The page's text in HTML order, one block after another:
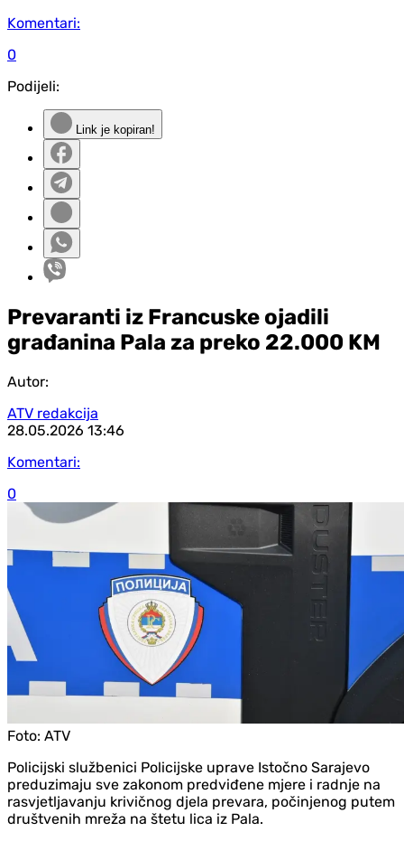
Komentari:
0
Podijeli:
Link je kopiran!
Prevaranti iz Francuske ojadili
građanina Pala za preko 22.000 KM
Autor:
ATV redakcija
28.05.2026 13:46
Komentari:
0
Foto: ATV
Policijski službenici Policijske uprave Istočno Sarajevo
preduzimaju sve zakonom predviđene mjere i radnje na
rasvjetljavanju krivičnog djela prevara, počinjenog putem
društvenih mreža na štetu lica iz Pala.